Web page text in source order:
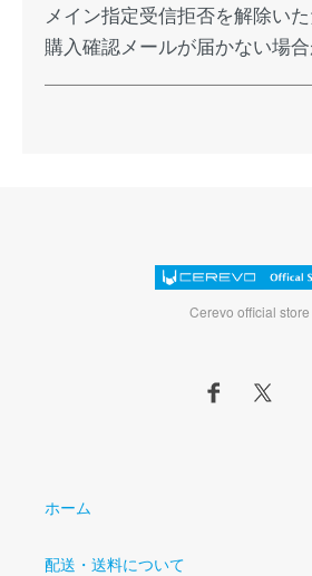
メイン指定受信拒否を解除いた
購入確認メールが届かない場合
Cerevo official store
ホーム
配送・送料について